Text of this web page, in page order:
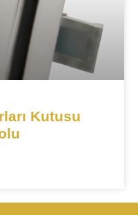
Kutusu